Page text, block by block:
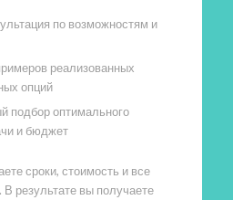
по возможностям и
реализованных
опций
подбор оптимального
и бюджет
сроки, стоимость и все
В результате вы получаете